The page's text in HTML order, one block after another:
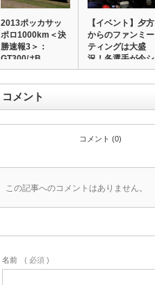
2013ポッカサッ
ポロ1000km＜決
勝速報3＞：
GT300はB…
【イベント】夕方
からのファンミー
ティングは大盛
況！各選手が今シ
ー…
コメント
コメント (0)
この記事へのコメントはありません。
名前 ( 必須 )